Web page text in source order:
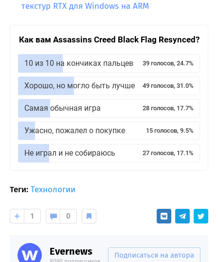
текстур RTX для Windows на ARM
Как вам Assassins Creed Black Flag Resynced?
10 из 10 на кончиках пальцев 39 голосов, 24.7%
Хорошо, но могло быть лучше 49 голосов, 31.0%
Самая обычная игра 28 голосов, 17.7%
Ужасно, пожалел о покупке 15 голосов, 9.5%
Не играл и не собираюсь 27 голосов, 17.1%
Теги: Технологии
1 0
Evernews Подписаться на автора